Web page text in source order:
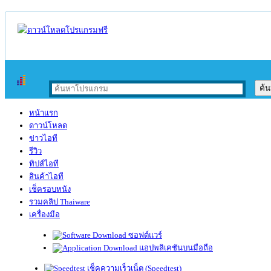
หน้าแรก
ดาวน์โหลด
ข่าวไอที
รีวิว
ทิปส์ไอที
สินค้าไอที
เช็ครอบหนัง
รวมคลิป Thaiware
เครื่องมือ
ซอฟต์แวร์
แอปพลิเคชันบนมือถือ
เช็คความเร็วเน็ต (Speedtest)